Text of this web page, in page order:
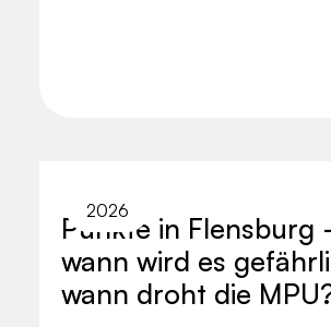
2026
Punkte in
wann wird es
wann droht die